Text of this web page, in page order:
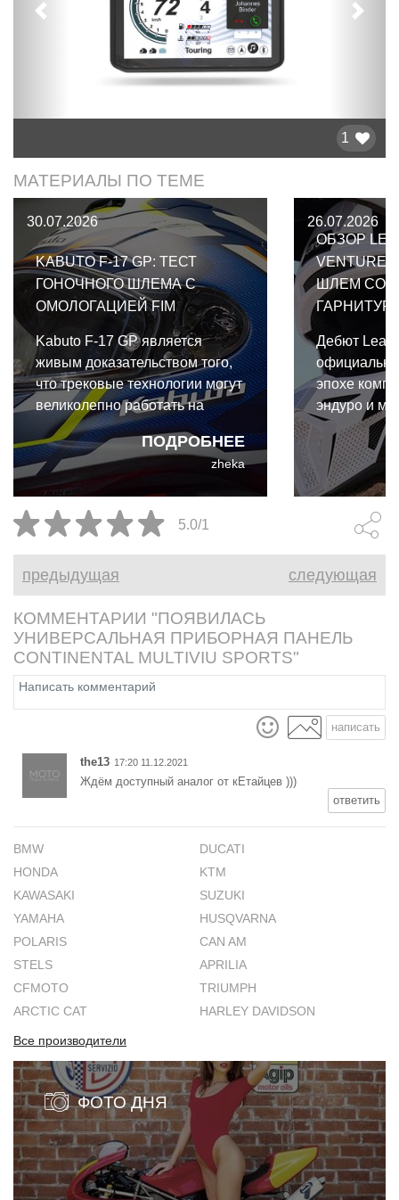
Предыдущий
1
МАТЕРИАЛЫ ПО ТЕМЕ
30.07.2026
KABUTO F-17 GP: ТЕСТ
ГОНОЧНОГО ШЛЕМА С
ОМОЛОГАЦИЕЙ FIM
ПОДРОБНЕЕ
Kabuto F-17 GP является
живым доказательством того,
что трековые технологии могут
великолепно работать на
улице. И даже для такого
райдера выходного дня, как я,
преимущества Kabuto F-17 GP
абсолютно реальны и
неоспоримы.
zheka
26.07.2026
ОБЗОР
VENTURE
ШЛЕМ СО
Дебют Leatt
эпохе
эндуро и
Cardo и
собой
бездорожья.
5.0/1
предыдущая следующая
КОММЕНТАРИИ "ПОЯВИЛАСЬ
УНИВЕРСАЛЬНАЯ ПРИБОРНАЯ ПАНЕЛЬ
CONTINENTAL MULTIVIU SPORTS"
написать
the13 17:20 11.12.2021
Ждём доступный аналог от кЕтайцев )))
ответить
BMW
DUCATI
HONDA
KTM
KAWASAKI
SUZUKI
YAMAHA
HUSQVARNA
POLARIS
CAN AM
STELS
APRILIA
CFMOTO
TRIUMPH
ARCTIC CAT
HARLEY DAVIDSON
Все производители
ФОТО ДНЯ